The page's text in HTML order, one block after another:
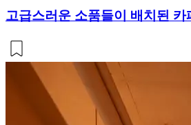
고급스러운 소품들이 배치된 카